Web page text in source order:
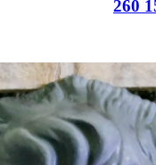
260